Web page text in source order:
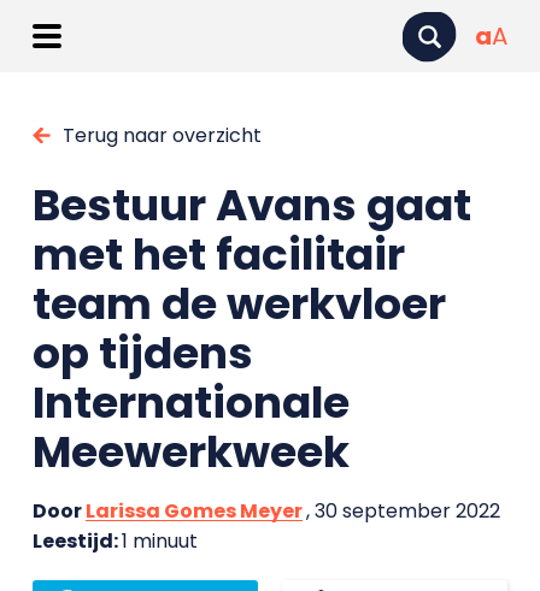
aA
Terug naar overzicht
Bestuur Avans gaat
met het facilitair
team de werkvloer
op tijdens
Internationale
Meewerkweek
DoorLarissa Gomes Meyer, 30 september 2022
Leestijd:1 minuut